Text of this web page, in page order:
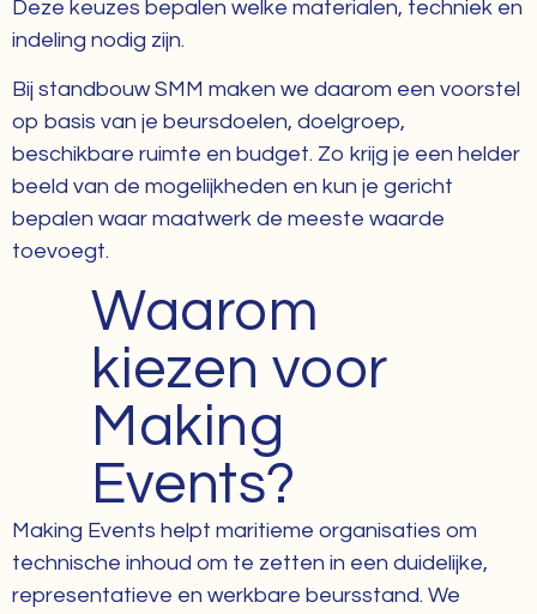
Deze keuzes bepalen welke materialen, techniek en
indeling nodig zijn.
Bij standbouw SMM maken we daarom een voorstel
op basis van je beursdoelen, doelgroep,
beschikbare ruimte en budget. Zo krijg je een helder
beeld van de mogelijkheden en kun je gericht
bepalen waar maatwerk de meeste waarde
toevoegt.
Waarom
kiezen voor
Making
Events?
Making Events helpt maritieme organisaties om
technische inhoud om te zetten in een duidelijke,
representatieve en werkbare beursstand. We